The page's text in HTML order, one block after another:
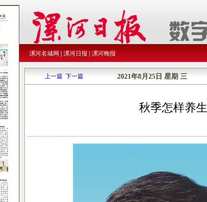
漯河名城网 漯河日报 漯河晚报
上一篇 下一篇 2021年8月25日 星期 三
秋季怎样养生